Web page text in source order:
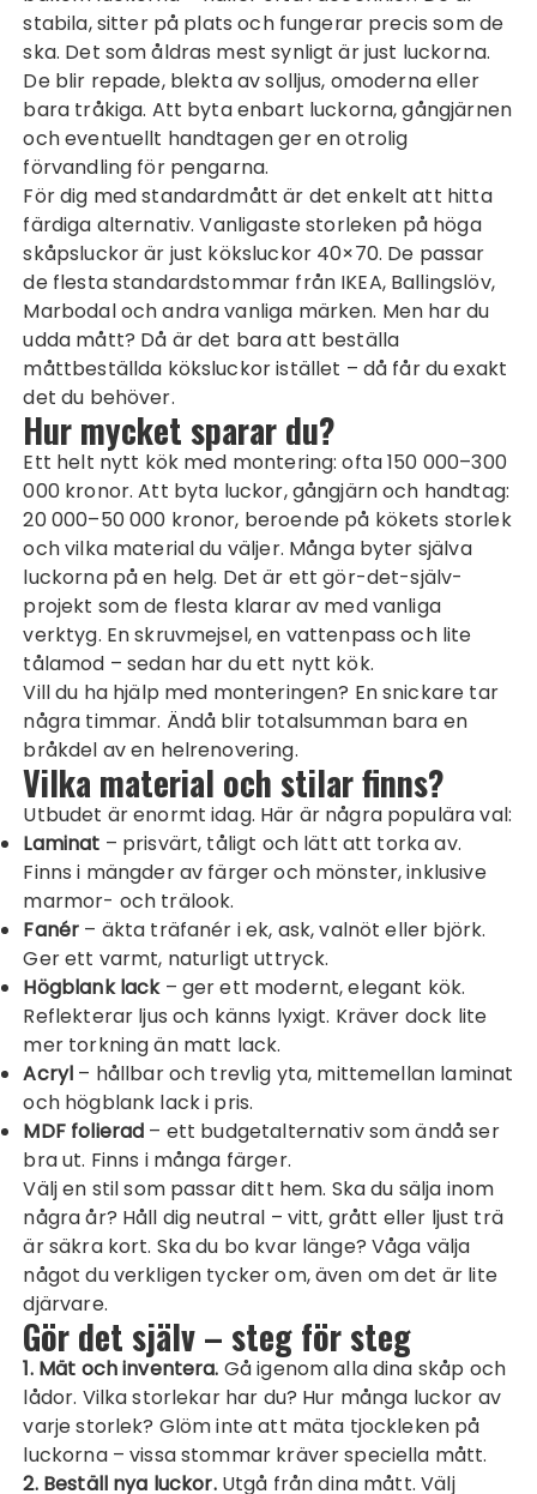
stabila, sitter på plats och fungerar precis som de
ska. Det som åldras mest synligt är just luckorna.
De blir repade, blekta av solljus, omoderna eller
bara tråkiga. Att byta enbart luckorna, gångjärnen
och eventuellt handtagen ger en otrolig
förvandling för pengarna.
För dig med standardmått är det enkelt att hitta
färdiga alternativ. Vanligaste storleken på höga
skåpsluckor är just köksluckor 40×70. De passar
de flesta standardstommar från IKEA, Ballingslöv,
Marbodal och andra vanliga märken. Men har du
udda mått? Då är det bara att beställa
måttbeställda köksluckoristället – då får du exakt
det du behöver.
Hur mycket sparar du?
Ett helt nytt kök med montering: ofta 150 000–300
000 kronor. Att byta luckor, gångjärn och handtag:
20 000–50 000 kronor, beroende på kökets storlek
och vilka material du väljer. Många byter själva
luckorna på en helg. Det är ett gör-det-själv-
projekt som de flesta klarar av med vanliga
verktyg. En skruvmejsel, en vattenpass och lite
tålamod – sedan har du ett nytt kök.
Vill du ha hjälp med monteringen? En snickare tar
några timmar. Ändå blir totalsumman bara en
bråkdel av en helrenovering.
Vilka material och stilar finns?
Utbudet är enormt idag. Här är några populära val:
Laminat – prisvärt, tåligt och lätt att torka av.
Finns i mängder av färger och mönster, inklusive
marmor- och trälook.
Fanér – äkta träfanér i ek, ask, valnöt eller björk.
Ger ett varmt, naturligt uttryck.
Högblank lack– ger ett modernt, elegant kök.
Reflekterar ljus och känns lyxigt. Kräver dock lite
mer torkning än matt lack.
Acryl – hållbar och trevlig yta, mittemellan laminat
och högblank lack i pris.
MDF folierad – ett budgetalternativ som ändå ser
bra ut. Finns i många färger.
Välj en stil som passar ditt hem. Ska du sälja inom
några år? Håll dig neutral – vitt, grått eller ljust trä
är säkra kort. Ska du bo kvar länge? Våga välja
något du verkligen tycker om, även om det är lite
djärvare.
Gör det själv – steg för steg
1. Mät och inventera. Gå igenom alla dina skåp och
lådor. Vilka storlekar har du? Hur många luckor av
varje storlek? Glöm inte att mäta tjockleken på
luckorna – vissa stommar kräver speciella mått.
2. Beställ nya luckor.Utgå från dina mått. Välj